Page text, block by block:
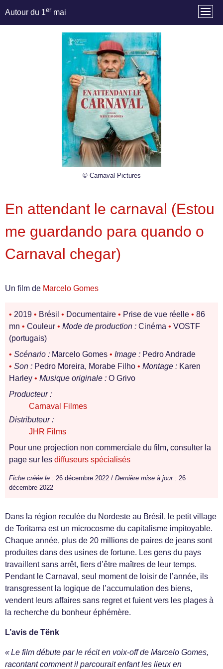
Autour du 1er mai
© Carnaval Pictures
En attendant le carnaval (Estou
me guardando para quando o
Carnaval chegar)
Un film de Marcelo Gomes
• 2019 • Brésil • Documentaire • Prise de vue réelle • 86
mn • Couleur • Mode de production : Cinéma • VOSTF
(portugais)
• Scénario : Marcelo Gomes • Image : Pedro Andrade
• Son : Pedro Moreira, Morabe Filho • Montage : Karen
Harley • Musique originale : O Grivo
Producteur :
Carnaval Filmes
Distributeur :
JHR Films
Pour une projection non commerciale du film, consulter la
page sur les diffuseurs spécialisés
Fiche créée le : 26 décembre 2022 / Dernière mise à jour : 26
décembre 2022
Dans la région reculée du Nordeste au Brésil, le petit village
de Toritama est un microcosme du capitalisme impitoyable.
Chaque année, plus de 20 millions de paires de jeans sont
produites dans des usines de fortune. Les gens du pays
travaillent sans arrêt, fiers d’être maîtres de leur temps.
Pendant le Carnaval, seul moment de loisir de l’année, ils
transgressent la logique de l’accumulation des biens,
vendent leurs affaires sans regret et fuient vers les plages à
la recherche du bonheur éphémère.
L’avis de Tënk
« Le film débute par le récit en voix-off de Marcelo Gomes,
racontant comment il parcourait enfant les lieux en